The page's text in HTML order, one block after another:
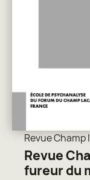
Revue Champ
Revue
fureur du